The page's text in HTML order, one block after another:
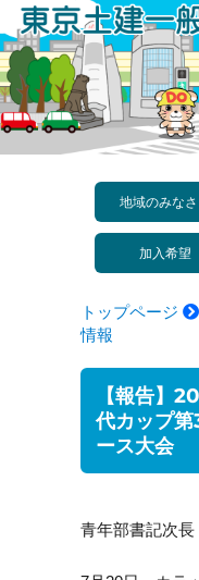
ン
テ
ン
ツ
地域のみなさ
加入希望
トップページ
情報
【報告】
代カップ
ース大会
青年部書記次